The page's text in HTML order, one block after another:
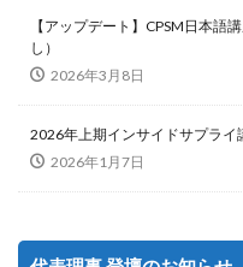
【アップデート】CPSM日本語
し）
2026年3月8日
2026年上期インサイドサプライ
2026年1月7日